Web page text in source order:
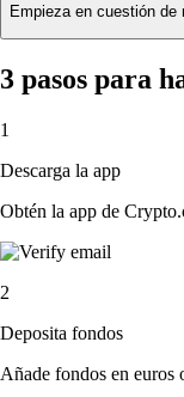
Empieza en cuestión de
3 pasos para
1
Descarga la app
Obtén la app de
2
Deposita fondos
Añade fondos en euros